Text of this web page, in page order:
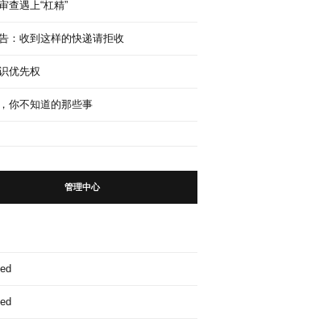
查遇上“杠精”
：收到这样的快递请拒收
优先权
你不知道的那些事
管理中心